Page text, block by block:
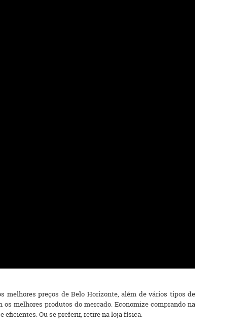
melhores preços de Belo Horizonte, além de vários tipos de
melhores produtos do mercado. Economize comprando na
eficientes. Ou se preferir, retire na loja física.